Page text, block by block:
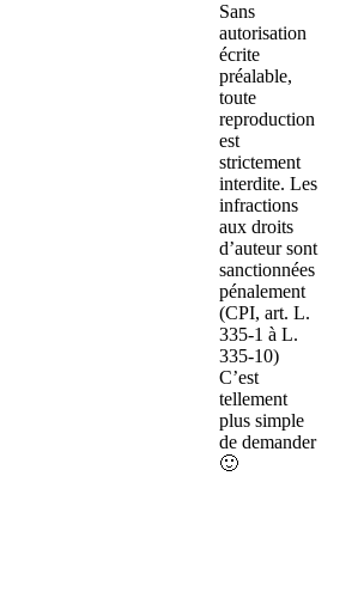
Sans
autorisation
écrite
préalable,
toute
reproduction
est
strictement
interdite. Les
infractions
aux droits
d’auteur sont
sanctionnées
pénalement
(CPI, art. L.
335-1 à L.
335-10)
C’est
tellement
plus simple
de demander
🙂